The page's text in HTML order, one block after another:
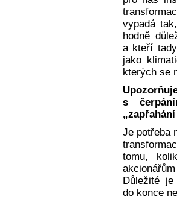
vypadá
hodně
a kteří
jako
kterých se
s
Je potřeba
tomu,
Důležité
do konce